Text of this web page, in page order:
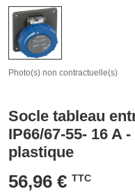
Photo(s) non contractuelle(s)
Socle tableau
IP66/67-55- 16 A
plastique
56,96 € TTC